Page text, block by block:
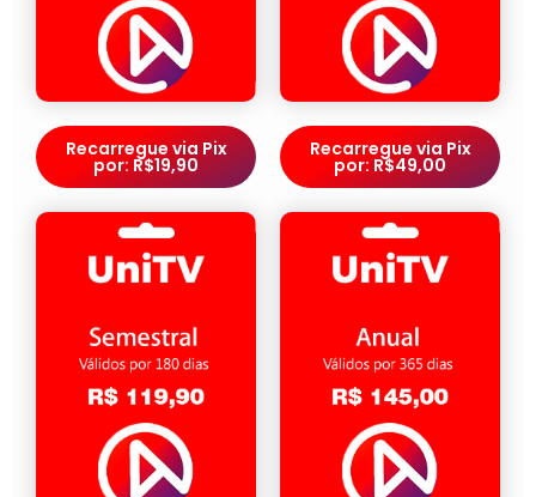
Recarregue via Pix
por: R$19,90
Recarregue via Pix
por: R$49,00